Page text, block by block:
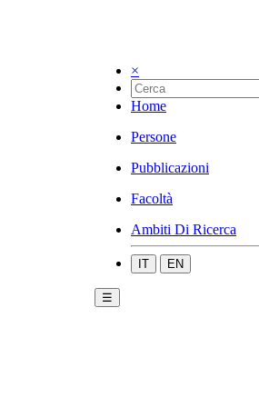
×
Home
Persone
Pubblicazioni
Facoltà
Ambiti Di Ricerca
IT EN
☰